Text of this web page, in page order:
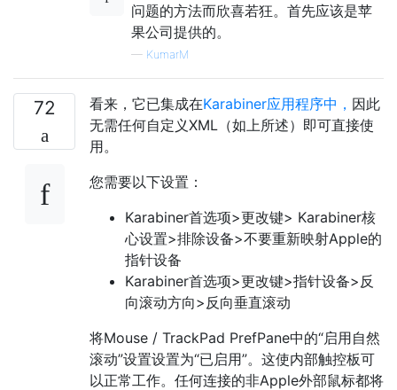
问题的方法而欣喜若狂。首先应该是苹
果公司提供的。
— KumarM
72 看来，它已集成在Karabiner应用程序中， 因此
无需任何自定义XML（如上所述）即可直接使
用。
您需要以下设置：
Karabiner首选项>更改键> Karabiner核
心设置>排除设备>不要重新映射Apple的
指针设备
Karabiner首选项>更改键>指针设备>反
向滚动方向>反向垂直滚动
将Mouse / TrackPad PrefPane中的“启用自然
滚动”设置设置为“已启用”。这使内部触控板可
以正常工作。任何连接的非Apple外部鼠标都将